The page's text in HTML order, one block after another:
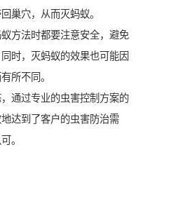
巢穴，从而灭蚂蚁。
方法时都要注意安全，避免
时，灭蚂蚁的效果也可能因
所不同。
通过专业的虫害控制方案的
达到了客户的虫害防治需
。